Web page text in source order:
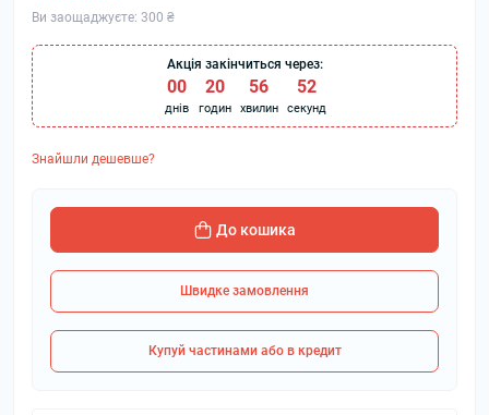
Ви заощаджуєте: 300 ₴
Акція закінчиться через:
00
днів
20
годин
56
хвилин
52
секунд
Знайшли дешевше?
До кошика
Швидке замовлення
Купуй частинами або в кредит